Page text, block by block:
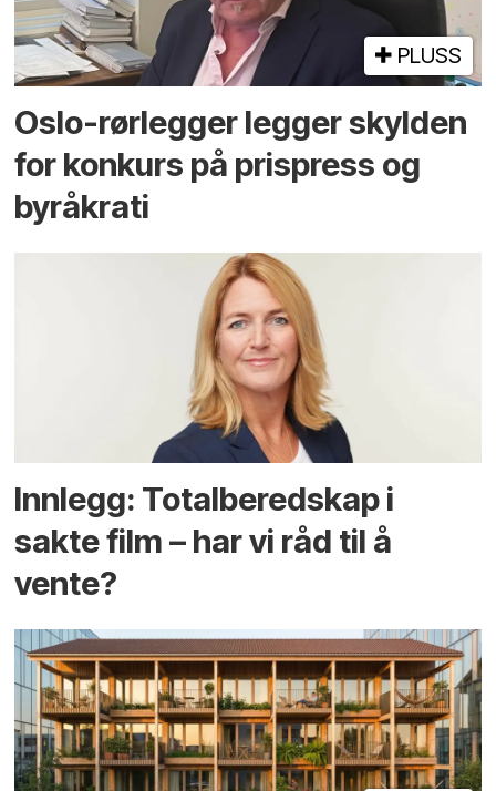
PLUSS
Oslo-rørlegger legger skylden
for konkurs på prispress og
byråkrati
Innlegg: Totalberedskap i
sakte film – har vi råd til å
vente?